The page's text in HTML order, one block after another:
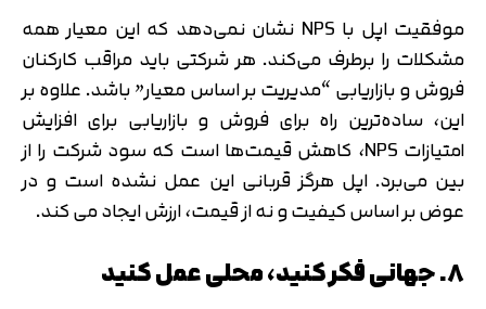
موفقیت اپل با NPS نشان نمی‌دهد که این معیار همه
مشکلات را برطرف می‌کند. هر شرکتی باید مراقب کارکنان
فروش و بازاریابی “مدیریت بر اساس معیار” باشد. علاوه بر
این، ساده‌ترین راه برای فروش و بازاریابی برای افزایش
امتیازات NPS، کاهش قیمت‌ها است که سود شرکت را از
بین می‌برد. اپل هرگز قربانی این عمل نشده است و در
عوض بر اساس کیفیت و نه از قیمت، ارزش ایجاد می کند.
۸. جهانی فکر کنید، محلی عمل کنید